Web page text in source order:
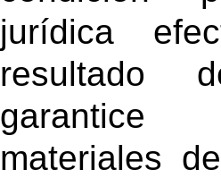
jurídica
resultado
materiales